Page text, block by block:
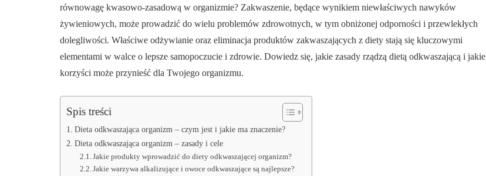
równowagę kwasowo-zasadową w organizmie? Zakwaszenie, będące wynikiem niewłaściwych nawyków
żywieniowych, może prowadzić do wielu problemów zdrowotnych, w tym obniżonej odporności i przewlekłych
dolegliwości. Właściwe odżywianie oraz eliminacja produktów zakwaszających z diety stają się kluczowymi
elementami w walce o lepsze samopoczucie i zdrowie. Dowiedz się, jakie zasady rządzą dietą odkwaszającą i jakie
korzyści może przynieść dla Twojego organizmu.
Spis treści
Dieta odkwaszająca organizm – czym jest i jakie ma znaczenie?
Dieta odkwaszająca organizm – zasady i cele
Jakie produkty wprowadzić do diety odkwaszającej organizm?
Jakie warzywa alkalizujące i owoce odkwaszające są najlepsze?